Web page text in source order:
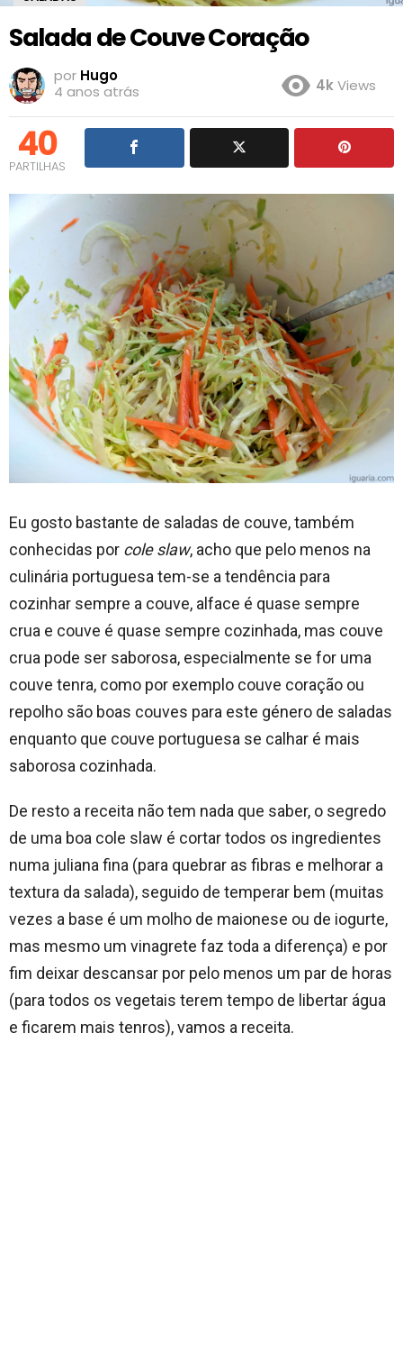
Salada de Couve Coração
por Hugo
4 anos atrás
4kViews
40
PARTILHAS
Eu gosto bastante de saladas de couve, também
conhecidas por cole slaw, acho que pelo menos na
culinária portuguesa tem-se a tendência para
cozinhar sempre a couve, alface é quase sempre
crua e couve é quase sempre cozinhada, mas couve
crua pode ser saborosa, especialmente se for uma
couve tenra, como por exemplo couve coração ou
repolho são boas couves para este género de saladas
enquanto que couve portuguesa se calhar é mais
saborosa cozinhada.
De resto a receita não tem nada que saber, o segredo
de uma boa cole slaw é cortar todos os ingredientes
numa juliana fina (para quebrar as fibras e melhorar a
textura da salada), seguido de temperar bem (muitas
vezes a base é um molho de maionese ou de iogurte,
mas mesmo um vinagrete faz toda a diferença) e por
fim deixar descansar por pelo menos um par de horas
(para todos os vegetais terem tempo de libertar água
e ficarem mais tenros), vamos a receita.